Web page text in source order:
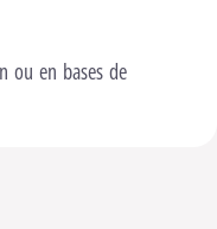
ou en bases de